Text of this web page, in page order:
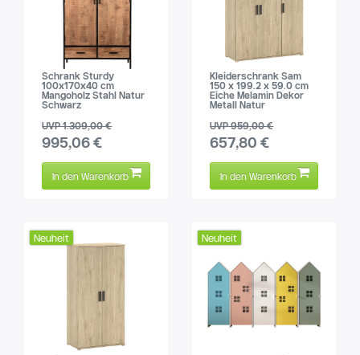
Schrank Sturdy
100x170x40 cm
Mangoholz Stahl Natur
Schwarz
UVP 1.309,00 €
995,06 €
In den Warenkorb
Kleiderschrank Sam
150 x 199.2 x 59.0 cm
Eiche Melamin Dekor
Metall Natur
UVP 959,00 €
657,80 €
In den Warenkorb
Neuheit Neuheit